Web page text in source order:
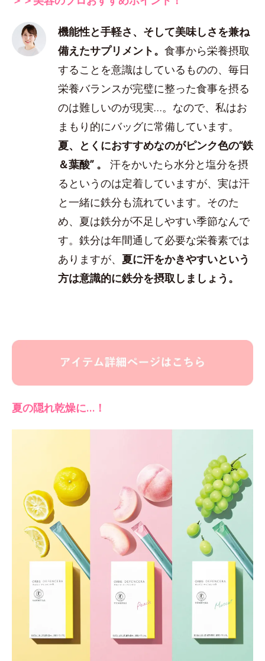
機能性と手軽さ、そして美味しさを兼ね
備えたサプリメント。食事から栄養摂取
することを意識はしているものの、毎日
栄養バランスが完璧に整った食事を摂る
のは難しいのが現実…。なので、私はお
まもり的にバッグに常備しています。
夏、とくにおすすめなのがピンク色の“鉄
＆葉酸” 。汗をかいたら水分と塩分を摂
るというのは定着していますが、実は汗
と一緒に鉄分も流れています。そのた
め、夏は鉄分が不足しやすい季節なんで
す。鉄分は年間通して必要な栄養素では
ありますが、 夏に汗をかきやすいという
方は意識的に鉄分を摂取しましょう。
夏の隠れ乾燥に…！